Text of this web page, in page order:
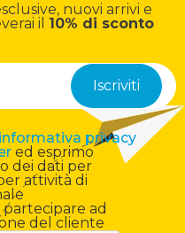
nuovi arrivi e
il 10% di sconto
privacy
ed esprimo
dei dati per
attività di
ad
del cliente